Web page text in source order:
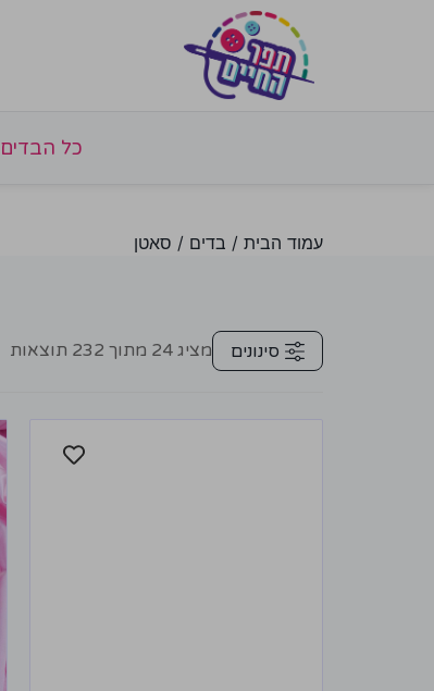
כל הבדים
עמוד הבית / בדים / סאטן
סינונים מציג 24 מתוך 232 תוצאות